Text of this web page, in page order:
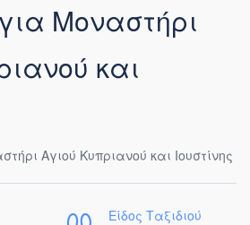
Μοναστήρι
και
Αγιού Κυπριανού και Ιουστίνης
Είδος Ταξιδιού